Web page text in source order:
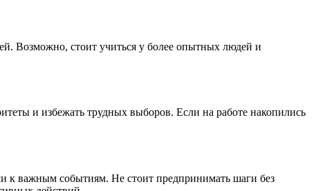
Возможно, стоит учиться у более опытных людей и
и избежать трудных выборов. Если на работе накопились
к важным событиям. Не стоит предпринимать шаги без